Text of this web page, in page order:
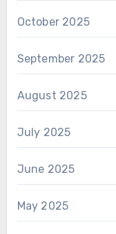
October 2025
September 2025
August 2025
July 2025
June 2025
May 2025